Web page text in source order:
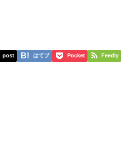
post はてブ Pocket Feedly